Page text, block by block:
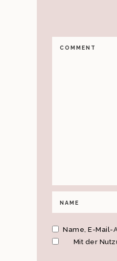
Name, E-Mail-
Mit der